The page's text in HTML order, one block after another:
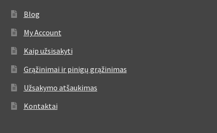
Blog
My Account
Kaip užsisakyti
Grąžinimai ir pinigų grąžinimas
Užsakymo atšaukimas
Kontaktai